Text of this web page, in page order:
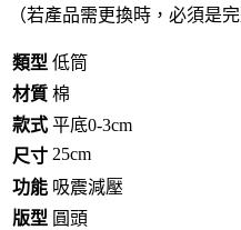
（若產品需更換時，必須是
類型 低筒
材質 棉
款式 平底0-3cm
尺寸 25cm
功能 吸震減壓
版型 圓頭